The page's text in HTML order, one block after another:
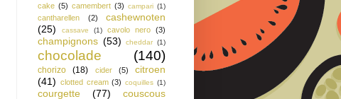
cake (5) camembert (3) campari (1)
cantharellen (2)
cashewnoten
(25)
cassave (1) cavolo nero (3)
champignons (53) cheddar (1)
chocolade (140)
chorizo (18) cider (5)
citroen
(41) clotted cream (3) coquilles (1)
courgette (77)
couscous